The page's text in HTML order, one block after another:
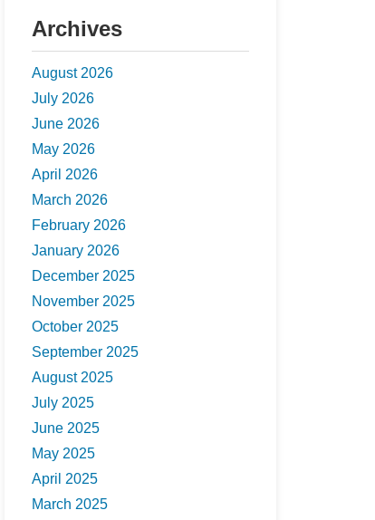
Archives
August 2026
July 2026
June 2026
May 2026
April 2026
March 2026
February 2026
January 2026
December 2025
November 2025
October 2025
September 2025
August 2025
July 2025
June 2025
May 2025
April 2025
March 2025